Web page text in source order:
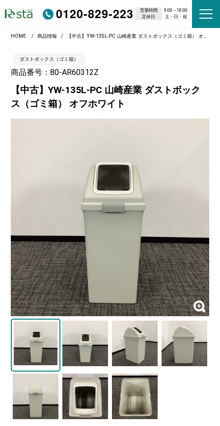
0120-829-223 営業時間
9:00～18:00
定休日
土・日・祝
HOME 商品情報 【中古】YW-135L-PC 山崎産業 ダストボックス（ゴミ箱） オフホワイト
ダストボックス（ゴミ箱）
商品番号：80-AR60312Z
【中古】YW-135L-PC 山崎産業 ダストボック
ス（ゴミ箱） オフホワイト